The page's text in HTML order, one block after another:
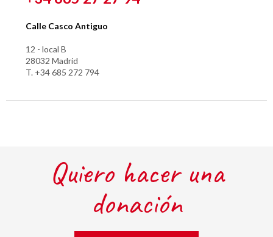
Calle Casco Antiguo
12 - local B
28032 Madrid
T. +34 685 272 794
Quiero hacer una
donación